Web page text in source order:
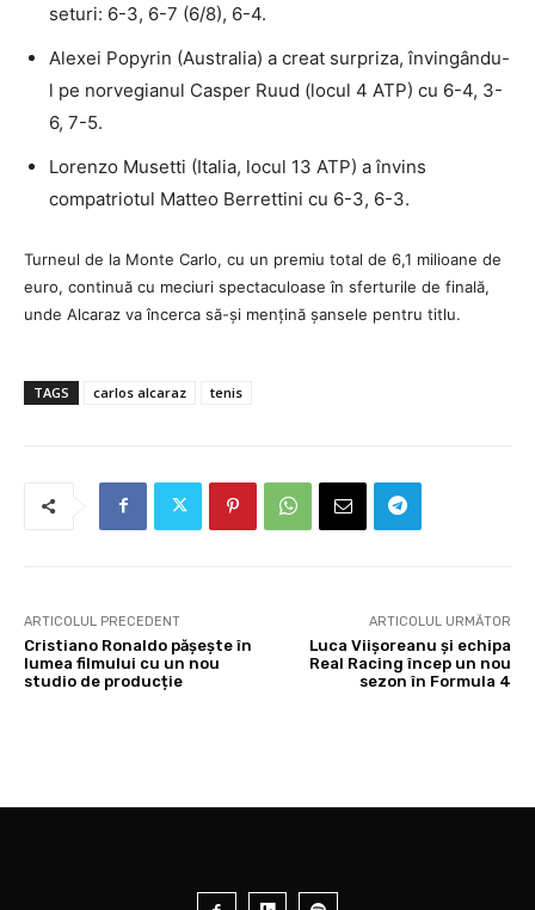
seturi: 6-3, 6-7 (6/8), 6-4.
Alexei Popyrin (Australia) a creat surpriza, învingându-
l pe norvegianul Casper Ruud (locul 4 ATP) cu 6-4, 3-
6, 7-5.
Lorenzo Musetti (Italia, locul 13 ATP) a învins
compatriotul Matteo Berrettini cu 6-3, 6-3.
Turneul de la Monte Carlo, cu un premiu total de 6,1 milioane de
euro, continuă cu meciuri spectaculoase în sferturile de finală,
unde Alcaraz va încerca să-și mențină șansele pentru titlu.
TAGS carlos alcaraz tenis
ARTICOLUL PRECEDENT
Cristiano Ronaldo pășește în
lumea filmului cu un nou
studio de producție
ARTICOLUL URMĂTOR
Luca Viișoreanu și echipa
Real Racing încep un nou
sezon în Formula 4